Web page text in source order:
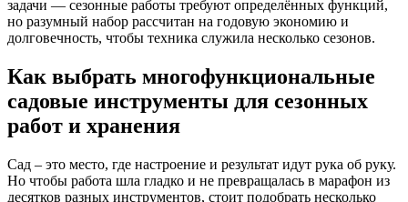
задачи — сезонные работы требуют определённых функций,
но разумный набор рассчитан на годовую экономию и
долговечность, чтобы техника служила несколько сезонов.
Как выбрать многофункциональные
садовые инструменты для сезонных
работ и хранения
Сад – это место, где настроение и результат идут рука об руку.
Но чтобы работа шла гладко и не превращалась в марафон из
десятков разных инструментов, стоит подобрать несколько